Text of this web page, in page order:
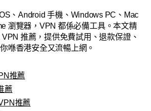
、Android 手機、Windows PC、Mac
瀏覽器，VPN 都係必備工具。本文精
推薦，提供免費試用、退款保證、
喺香港安全又流暢上網。
推薦
薦
推薦